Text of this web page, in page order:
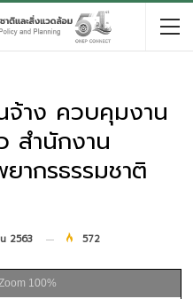
จ้าง ควบคุมงาน
สำนักงาน
ากรธรรมชาติ
2563 572
100%